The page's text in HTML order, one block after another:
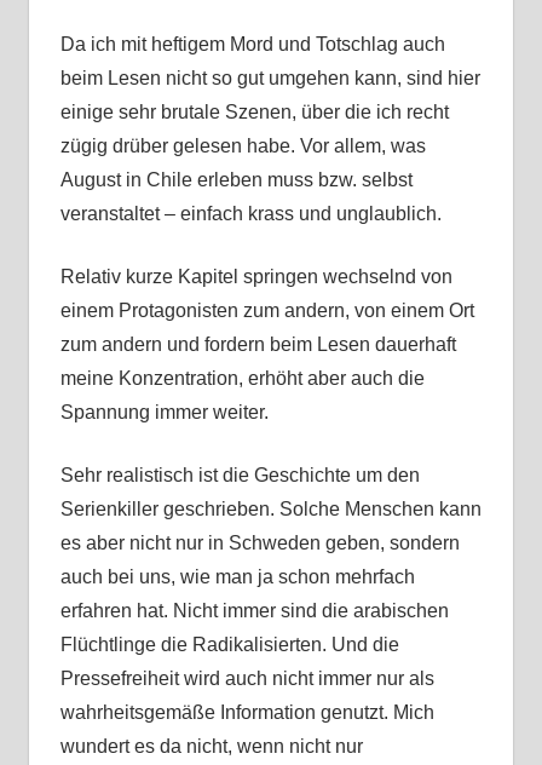
Da ich mit heftigem Mord und Totschlag auch
beim Lesen nicht so gut umgehen kann, sind hier
einige sehr brutale Szenen, über die ich recht
zügig drüber gelesen habe. Vor allem, was
August in Chile erleben muss bzw. selbst
veranstaltet – einfach krass und unglaublich.
Relativ kurze Kapitel springen wechselnd von
einem Protagonisten zum andern, von einem Ort
zum andern und fordern beim Lesen dauerhaft
meine Konzentration, erhöht aber auch die
Spannung immer weiter.
Sehr realistisch ist die Geschichte um den
Serienkiller geschrieben. Solche Menschen kann
es aber nicht nur in Schweden geben, sondern
auch bei uns, wie man ja schon mehrfach
erfahren hat. Nicht immer sind die arabischen
Flüchtlinge die Radikalisierten. Und die
Pressefreiheit wird auch nicht immer nur als
wahrheitsgemäße Information genutzt. Mich
wundert es da nicht, wenn nicht nur